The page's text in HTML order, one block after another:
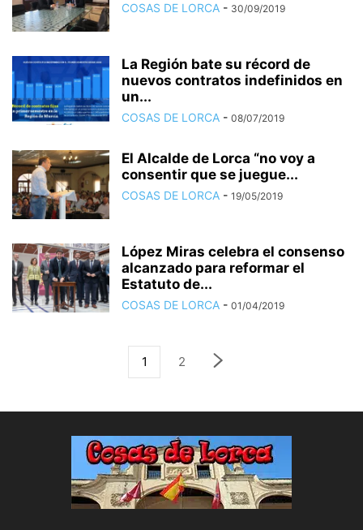
COSAS DE LORCA - 30/09/2019
La Región bate su récord de
nuevos contratos indefinidos en
un...
COSAS DE LORCA - 08/07/2019
El Alcalde de Lorca “no voy a
consentir que se juegue...
COSAS DE LORCA - 19/05/2019
López Miras celebra el consenso
alcanzado para reformar el
Estatuto de...
COSAS DE LORCA - 01/04/2019
1 2